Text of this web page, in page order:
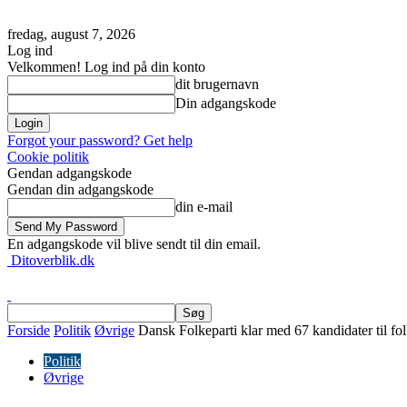
fredag, august 7, 2026
Log ind
Velkommen! Log ind på din konto
dit brugernavn
Din adgangskode
Forgot your password? Get help
Cookie politik
Gendan adgangskode
Gendan din adgangskode
din e-mail
En adgangskode vil blive sendt til din email.
Ditoverblik.dk
Forside Politik Øvrige Dansk Folkeparti klar med 67 kandidater til
Politik
Øvrige